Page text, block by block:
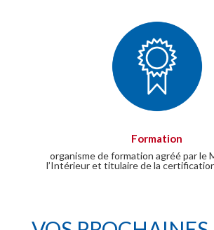
Formation
organisme de formation agréé par le
l’Intérieur et titulaire de la